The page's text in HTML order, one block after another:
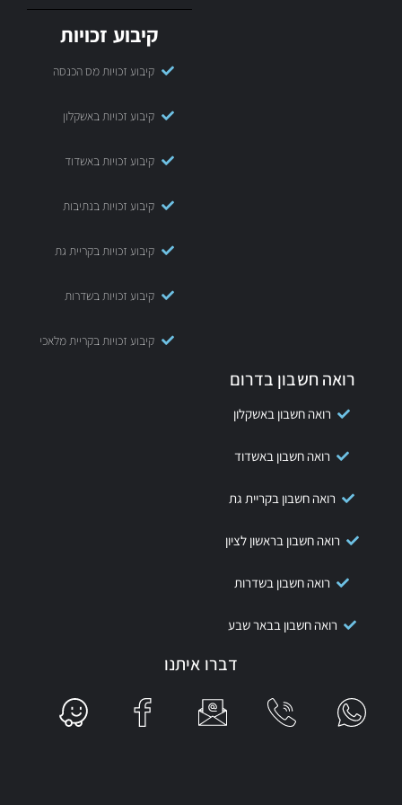
קיבוע זכויות
קיבוע זכויות מס הכנסה
קיבוע זכויות באשקלון
קיבוע זכויות באשדוד
קיבוע זכויות בנתיבות
קיבוע זכויות בקריית גת
קיבוע זכויות בשדרות
קיבוע זכויות בקריית מלאכי
רואה חשבון בדרום
רואה חשבון באשקלון
רואה חשבון באשדוד
רואה חשבון בקריית גת
רואה חשבון בראשון לציון
רואה חשבון בשדרות
רואה חשבון בבאר שבע
דברו איתנו